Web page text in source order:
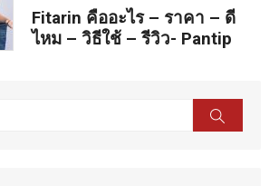
Fitarin คืออะไร – ราคา – ดี
ไหม – วิธีใช้ – รีวิว- Pantip